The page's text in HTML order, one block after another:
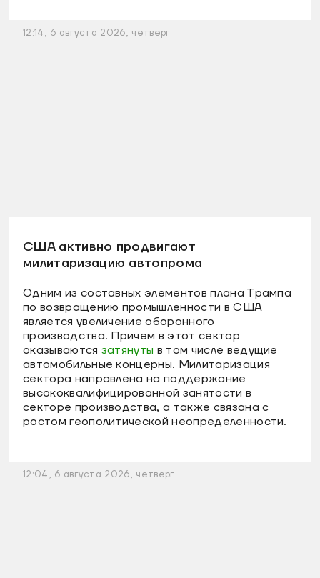
12:14, 6 августа 2026, четверг
США активно продвигают
милитаризацию автопрома
Одним из составных элементов плана Трампа
по возвращению промышленности в США
является увеличение оборонного
производства. Причем в этот сектор
оказываются затянуты в том числе ведущие
автомобильные концерны. Милитаризация
сектора направлена на поддержание
высококвалифицированной занятости в
секторе производства, а также связана с
ростом геополитической неопределенности.
12:04, 6 августа 2026, четверг